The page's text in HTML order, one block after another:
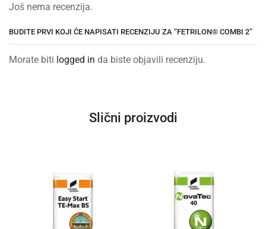
Još nema recenzija.
BUDITE PRVI KOJI ĆE NAPISATI RECENZIJU ZA “FETRILON® COMBI 2”
Morate biti logged in da biste objavili recenziju.
Slični proizvodi